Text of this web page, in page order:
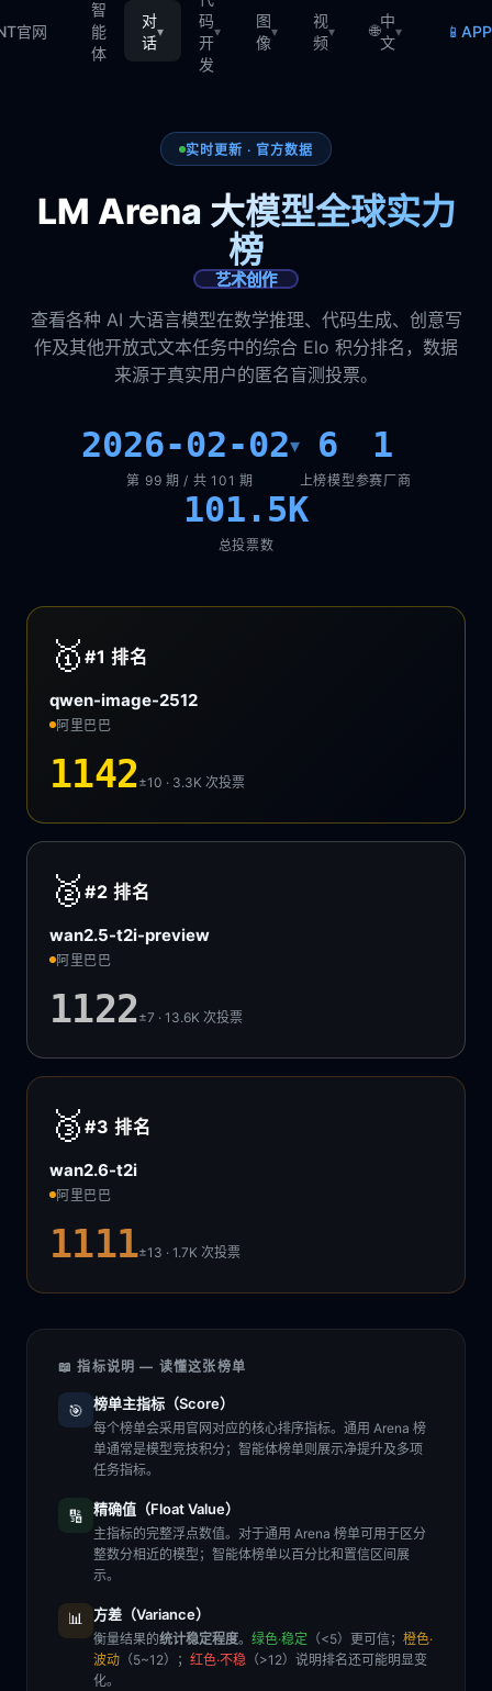
官网
智
能
体
对
话
▾
码
开
发
▾
图
像
▾
视
频
▾ 🌐
中
文
▾ 📱
实时更新 · 官方数据
LM Arena 大模型全球实力
榜
艺术创作
查看各种 AI 大语言模型在数学推理、代码生成、创意写
作及其他开放式文本任务中的综合 Elo 积分排名，数据
来源于真实用户的匿名盲测投票。
2026-02-02▾
第 99 期 / 共 101 期
6
上榜模型
1
参赛厂商
101.5K
总投票数
🥇 #1排名
qwen-image-2512
阿里巴巴
1142±10 · 3.3K次投票
🥈 #2排名
wan2.5-t2i-preview
阿里巴巴
1122±7 · 13.6K次投票
🥉 #3排名
wan2.6-t2i
阿里巴巴
1111±13 · 1.7K次投票
📖 指标说明 — 读懂这张榜单
🎯 榜单主指标（Score）
每个榜单会采用官网对应的核心排序指标。通用 Arena 榜
单通常是模型竞技积分；智能体榜单则展示净提升及多项
任务指标。
🔢 精确值（Float Value）
主指标的完整浮点数值。对于通用 Arena 榜单可用于区分
整数分相近的模型；智能体榜单以百分比和置信区间展
示。
📊 方差（Variance）
衡量结果的统计稳定程度。 绿色·稳定 （<5）更可信； 橙色·
波动 （5~12）； 红色·不稳 （>12）说明排名还可能明显变
化。